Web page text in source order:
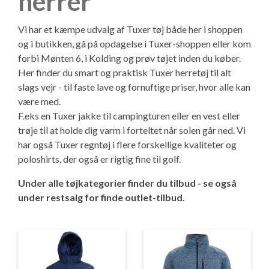
Adria Campingvogne
Adria Aviva Lite
Adria Aviva
Adria Altea
Adria Alpina
Eriba Campingvogne
Eriba Campingvogne
Eriba Touring
Fendt Campingvogne
Fendt Campingvogne
Fendt Apero
Fendt Diamant
Hobby Campingvogne
Hobby Campingvogne
Hobby Excellent
Hobby De Luxe - DK-line
----------------------------------
Adria 60 års jubilæumsmodeller
Adria Autocamper
Adria Autocamper
Adria Supersonic
Adria Coral XL
Adria Campervans
Adria Campervans
Adria Twin
Skadecenter – Anmeld skade
Reservedele – Bestil dele
Service og eftersyn
Serviceaftaler
Ekstraudstyr
Personale
Butikken - kig ind
Ledige stillinger
Information
shoppen
Pintrip - overnatning for autocampere
KG Camping kundeklub
Se dine medlemstilbud
Mortens Campingtips
Nyheder
Vi har et kæmpe udvalg af Tuxer tøj både her i shoppen
og i butikken, gå på opdagelse i Tuxer-shoppen eller kom
forbi Mønten 6, i Kolding og prøv tøjet inden du køber.
Her finder du smart og praktisk Tuxer herretøj til alt
slags vejr - til faste lave og fornuftige priser, hvor alle kan
være med.
F.eks en Tuxer jakke til campingturen eller en vest eller
trøje til at holde dig varm i forteltet når solen går ned. Vi
har også Tuxer regntøj i flere forskellige kvaliteter og
poloshirts, der også er rigtig fine til golf.
Under alle tøjkategorier finder du tilbud - se også
under restsalg for finde outlet-tilbud.